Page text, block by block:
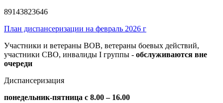
89143823646
План диспансеризации на февраль 2026 г
Участники и ветераны ВОВ, ветераны боевых действий,
участники СВО, инвалиды I группы - обслуживаются вне
очереди
Диспансеризация
понедельник-пятница с 8.00 – 16.00